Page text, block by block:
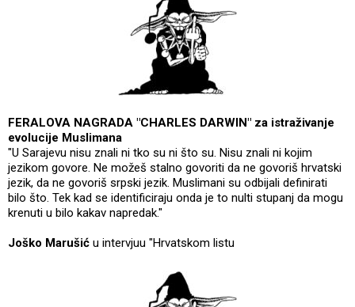
FERALOVA NAGRADA "CHARLES DARWIN" za istraživanje
evolucije Muslimana
"U Sarajevu nisu znali ni tko su ni što su. Nisu znali ni kojim
jezikom govore. Ne možeš stalno govoriti da ne govoriš hrvatski
jezik, da ne govoriš srpski jezik. Muslimani su odbijali definirati
bilo što. Tek kad se identificiraju onda je to nulti stupanj da mogu
krenuti u bilo kakav napredak."
Joško Marušić u intervjuu "Hrvatskom listu